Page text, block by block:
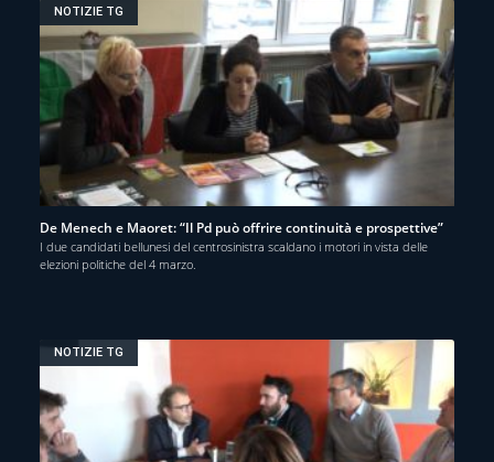
NOTIZIE TG
De Menech e Maoret: “Il Pd può offrire continuità e prospettive”
I due candidati bellunesi del centrosinistra scaldano i motori in vista delle
elezioni politiche del 4 marzo.
NOTIZIE TG